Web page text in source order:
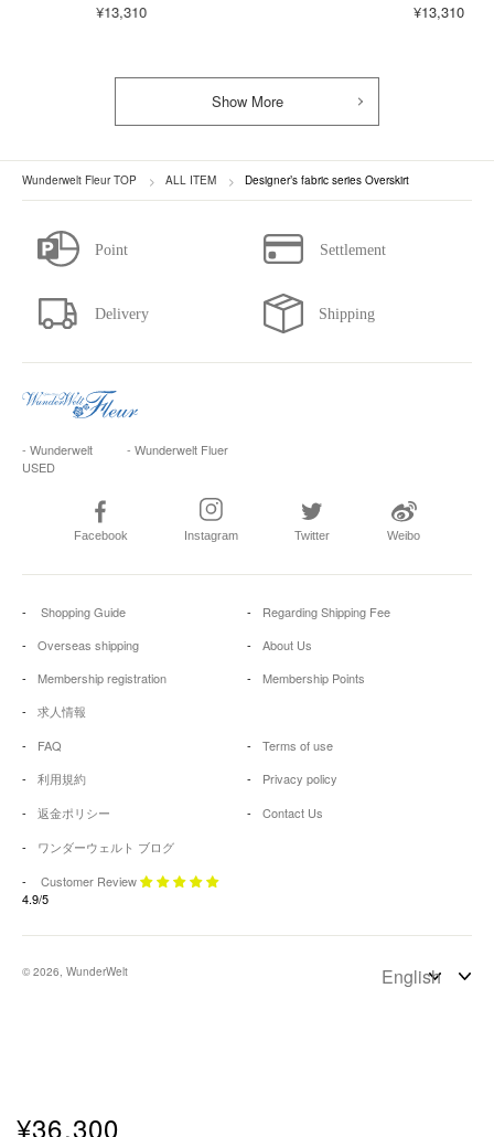
¥36,300
¥13,310 ¥13,310
Show More
Wunderwelt Fleur TOP ALL ITEM Designer’s fabric series Overskirt
- Wunderwelt
USED
- Wunderwelt Fluer
Facebook Instagram Twitter Weibo
Shopping Guide
Regarding Shipping Fee
Overseas shipping
About Us
Membership registration
Membership Points
求人情報
FAQ
Terms of use
利用規約
Privacy policy
返金ポリシー
Contact Us
ワンダーウェルト ブログ
Customer Review
4.9/5
© 2026, WunderWelt